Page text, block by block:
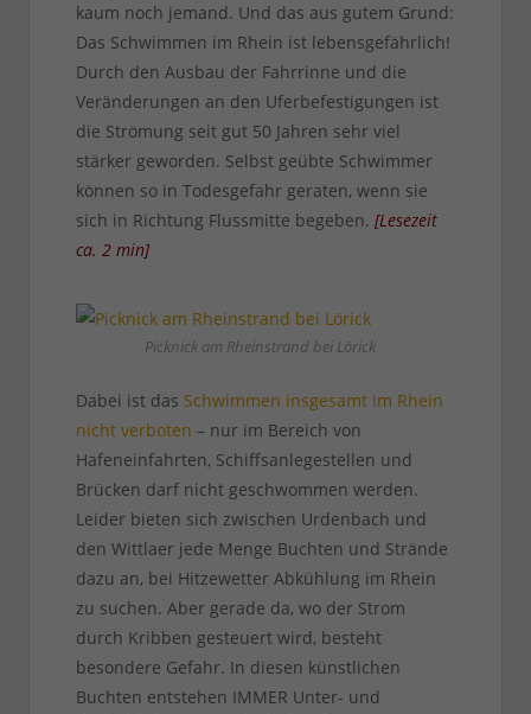
kaum noch jemand. Und das aus gutem Grund:
Das Schwimmen im Rhein ist lebensgefährlich!
Durch den Ausbau der Fahrrinne und die
Veränderungen an den Uferbefestigungen ist
die Strömung seit gut 50 Jahren sehr viel
stärker geworden. Selbst geübte Schwimmer
können so in Todesgefahr geraten, wenn sie
sich in Richtung Flussmitte begeben. [Lesezeit
ca. 2 min]
Picknick am Rheinstrand bei Lörick
Dabei ist das Schwimmen insgesamt im Rhein
nicht verboten – nur im Bereich von
Hafeneinfahrten, Schiffsanlegestellen und
Brücken darf nicht geschwommen werden.
Leider bieten sich zwischen Urdenbach und
den Wittlaer jede Menge Buchten und Strände
dazu an, bei Hitzewetter Abkühlung im Rhein
zu suchen. Aber gerade da, wo der Strom
durch Kribben gesteuert wird, besteht
besondere Gefahr. In diesen künstlichen
Buchten entstehen IMMER Unter- und